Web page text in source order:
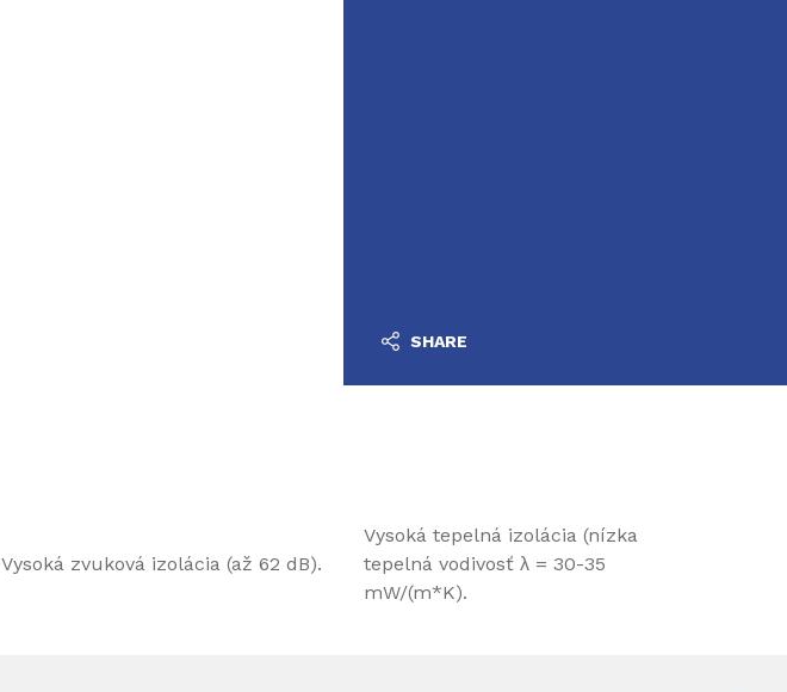
SHARE
Vysoká zvuková izolácia (až 62 dB).
Vysoká tepelná izolácia (nízka
tepelná vodivosť λ = 30-35
mW/(m*K).